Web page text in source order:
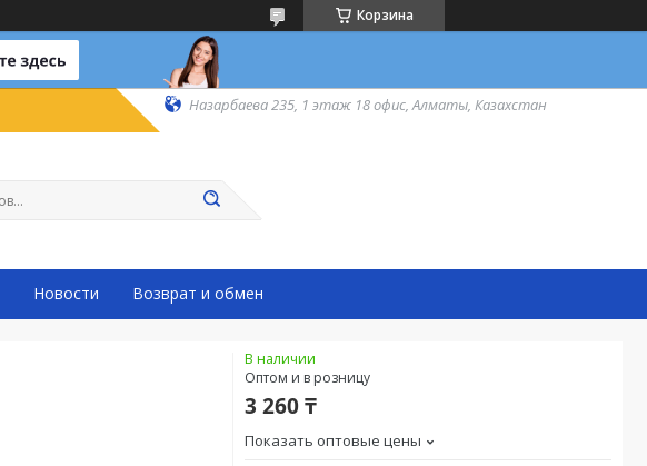
Корзина
Назарбаева 235, 1 этаж 18 офис, Алматы, Казахстан
Новости Возврат и обмен
В наличии
Оптом и в розницу
3 260 ₸
Показать оптовые цены